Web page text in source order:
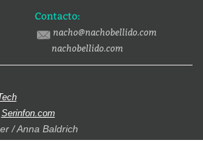
Contacto:
nacho@nachobellido.com
nachobellido.com
Serinfon.com
/ Anna Baldrich